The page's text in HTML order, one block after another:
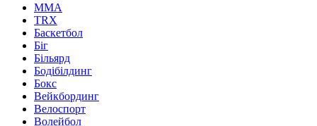
MMA
TRX
Баскетбол
Біг
Більярд
Бодібілдинг
Бокс
Вейкбординг
Велоспорт
Волейбол